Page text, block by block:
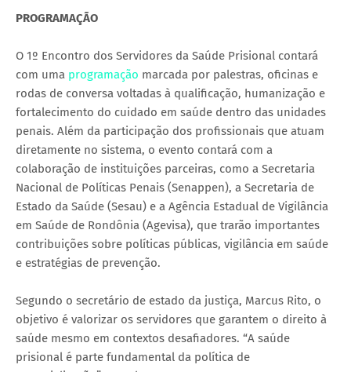
PROGRAMAÇÃO
O 1º Encontro dos Servidores da Saúde Prisional contará
com uma programação marcada por palestras, oficinas e
rodas de conversa voltadas à qualificação, humanização e
fortalecimento do cuidado em saúde dentro das unidades
penais. Além da participação dos profissionais que atuam
diretamente no sistema, o evento contará com a
colaboração de instituições parceiras, como a Secretaria
Nacional de Políticas Penais (Senappen), a Secretaria de
Estado da Saúde (Sesau) e a Agência Estadual de Vigilância
em Saúde de Rondônia (Agevisa), que trarão importantes
contribuições sobre políticas públicas, vigilância em saúde
e estratégias de prevenção.
Segundo o secretário de estado da justiça, Marcus Rito, o
objetivo é valorizar os servidores que garantem o direito à
saúde mesmo em contextos desafiadores. “A saúde
prisional é parte fundamental da política de